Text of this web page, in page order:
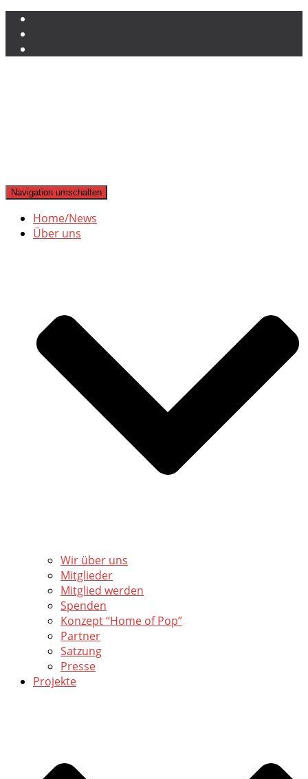
Navigation umschalten
Home/News
Über uns
Wir über uns
Mitglieder
Mitglied werden
Spenden
Konzept “Home of Pop”
Partner
Satzung
Presse
Projekte